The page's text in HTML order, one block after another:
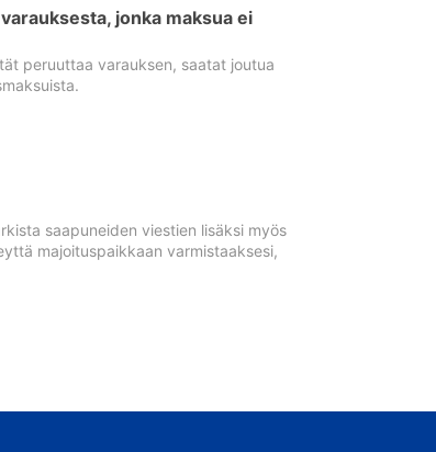
jonka maksua ei
peruuttaa varauksen, saatat joutua
saapuneiden viestien lisäksi myös
majoituspaikkaan varmistaaksesi,